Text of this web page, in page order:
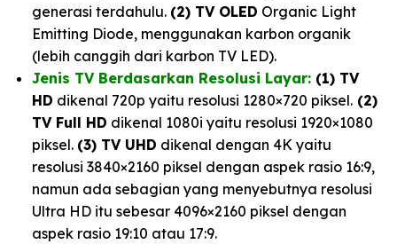
generasi terdahulu. (2) TV OLED Organic Light
Emitting Diode, menggunakan karbon organik
(lebih canggih dari karbon TV LED).
Jenis TV Berdasarkan Resolusi Layar: (1) TV
HD dikenal 720p yaitu resolusi 1280×720 piksel. (2)
TV Full HD dikenal 1080i yaitu resolusi 1920×1080
piksel. (3) TV UHD dikenal dengan 4K yaitu
resolusi 3840×2160 piksel dengan aspek rasio 16:9,
namun ada sebagian yang menyebutnya resolusi
Ultra HD itu sebesar 4096×2160 piksel dengan
aspek rasio 19:10 atau 17:9.